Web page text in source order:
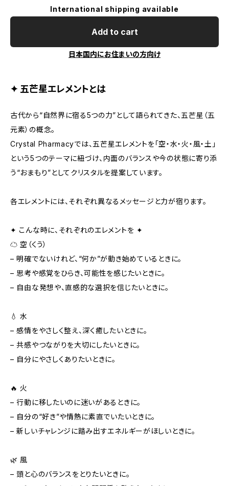
International shipping available
Add to cart
日本国内にお住まいの方向け
✦ 五芒星エレメントとは
古代から“自然界に宿る5つの力”として語られてきた、五芒星（五
元素）の概念。
Crystal Pharmacyでは、五芒星エレメントを「空・水・火・風・土」
という5つのテーマに紐づけ、内面のバランスや今の状態に寄り添
う“おまもり”としてクリスタルを提案しています。
各エレメントには、それぞれ異なるメッセージと力が宿ります。
✦ こんな時に、それぞれのエレメントを ✦
☁️ 空（くう）
– 明確でないけれど、“何か”が動き始めているときに。
– 思考や感覚をひらき、可能性を感じたいときに。
– 自由な発想や、直感的な選択を信じたいときに。
💧 水
– 感情をやさしく整え、深く癒したいときに。
– 共感やつながりを大切にしたいときに。
– 自分にやさしくありたいときに。
🔥 火
– 行動に移したいのに迷いがあるときに。
– 自分の“好き”や情熱に素直でいたいときに。
– 新しいチャレンジに踏み出すエネルギーがほしいときに。
🌿 風
– 頭と心のバランスをとりたいときに。